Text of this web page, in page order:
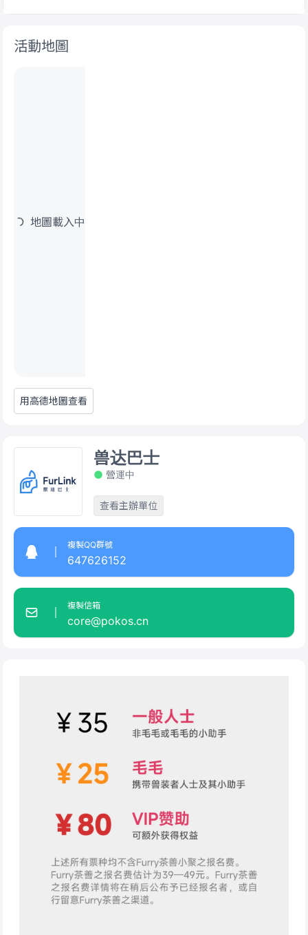
活動地圖
地圖載入中
用高德地圖查看
兽达巴士
營運中
查看主辦單位
複製QQ群號
647626152
複製信箱
core@pokos.cn